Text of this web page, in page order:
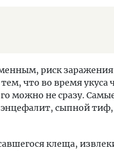
риск
что во время укуса
можно не сразу.
сыпной
клеща,